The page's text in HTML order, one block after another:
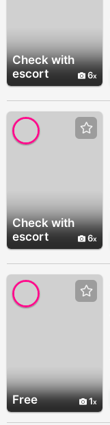
Check with
escort
6
Check with
escort
6
Free 1